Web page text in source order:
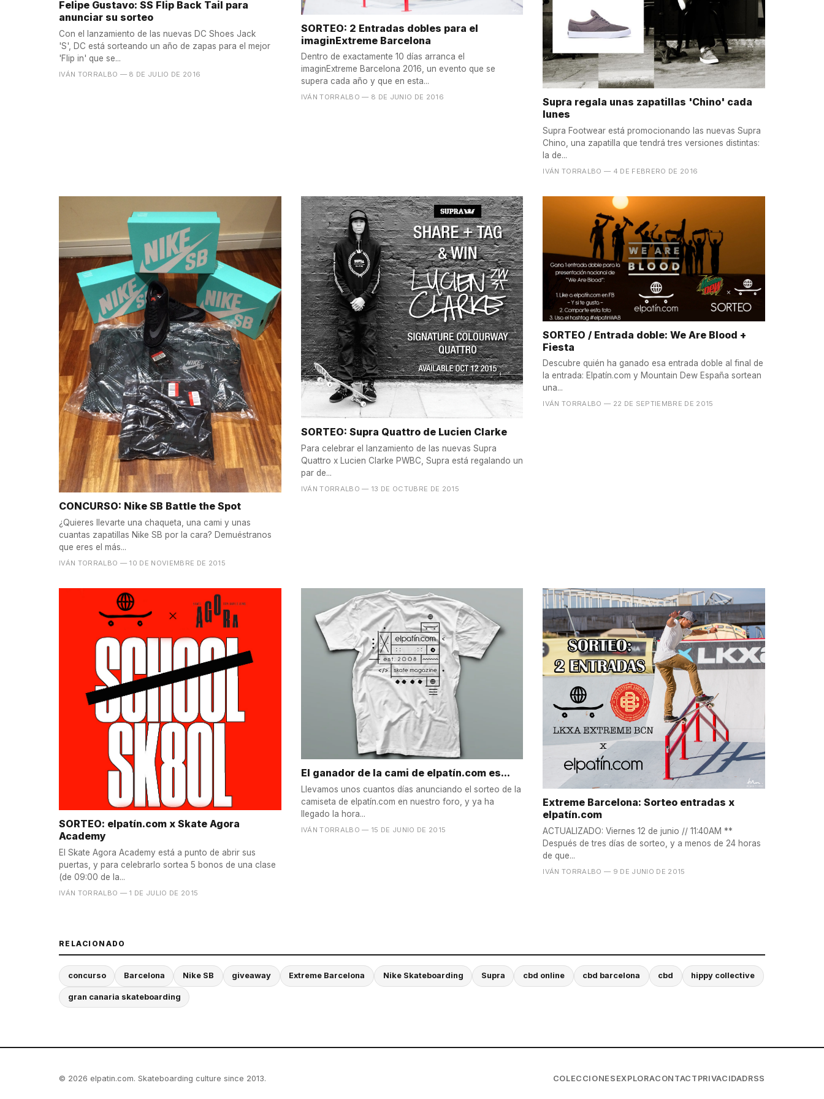
Felipe Gustavo: SS Flip Back Tail para
anunciar su sorteo
Con el lanzamiento de las nuevas DC Shoes Jack
'S', DC está sorteando un año de zapas para el mejor
'Flip in' que se...
IVÁN TORRALBO — 8 DE JULIO DE 2016
SORTEO: 2 Entradas dobles para el
imaginExtreme Barcelona
Dentro de exactamente 10 días arranca el
imaginExtreme Barcelona 2016, un evento que se
supera cada año y que en esta...
IVÁN TORRALBO — 8 DE JUNIO DE 2016
Supra regala unas zapatillas 'Chino' cada
lunes
Supra Footwear está promocionando las nuevas Supra
Chino, una zapatilla que tendrá tres versiones distintas:
la de...
IVÁN TORRALBO — 4 DE FEBRERO DE 2016
CONCURSO: Nike SB Battle the Spot
¿Quieres llevarte una chaqueta, una cami y unas
cuantas zapatillas Nike SB por la cara? Demuéstranos
que eres el más...
IVÁN TORRALBO — 10 DE NOVIEMBRE DE 2015
SORTEO: Supra Quattro de Lucien Clarke
Para celebrar el lanzamiento de las nuevas Supra
Quattro x Lucien Clarke PWBC, Supra está regalando un
par de...
IVÁN TORRALBO — 13 DE OCTUBRE DE 2015
SORTEO / Entrada doble: We Are Blood +
Fiesta
Descubre quién ha ganado esa entrada doble al final de
la entrada: Elpatín.com y Mountain Dew España sortean
una...
IVÁN TORRALBO — 22 DE SEPTIEMBRE DE 2015
SORTEO: elpatín.com x Skate Agora
Academy
El Skate Agora Academy está a punto de abrir sus
puertas, y para celebrarlo sortea 5 bonos de una clase
(de 09:00 de la...
IVÁN TORRALBO — 1 DE JULIO DE 2015
El ganador de la cami de elpatín.com es...
Llevamos unos cuantos días anunciando el sorteo de la
camiseta de elpatín.com en nuestro foro, y ya ha
llegado la hora...
IVÁN TORRALBO — 15 DE JUNIO DE 2015
Extreme Barcelona: Sorteo entradas x
elpatín.com
ACTUALIZADO: Viernes 12 de junio // 11:40AM **
Después de tres días de sorteo, y a menos de 24 horas
de que...
IVÁN TORRALBO — 9 DE JUNIO DE 2015
RELACIONADO
concurso Barcelona Nike SB giveaway Extreme Barcelona Nike Skateboarding Supra cbd online cbd barcelona cbd hippy collective
gran canaria skateboarding
© 2026 elpatin.com. Skateboarding culture since 2013. COLECCIONES EXPLORACONTACT PRIVACIDADRSS